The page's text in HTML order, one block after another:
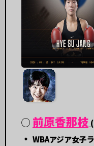
◯ 前原香那枝
・ WBAアジア女子